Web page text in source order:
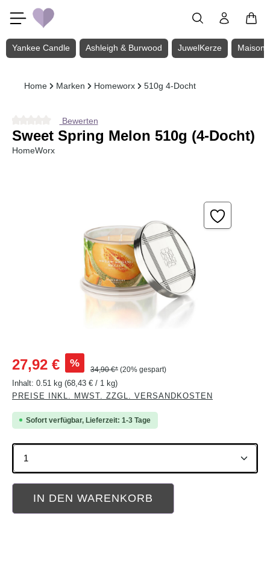
Zum Hauptinhalt springen
Yankee Candle Ashleigh & Burwood JuwelKerze Maison
Home Marken Homeworx 510g 4-Docht
Durchschnittliche Bewertung von 0 von 5 Sternen
Bewerten
Sweet Spring Melon 510g (4-Docht)
HomeWorx
Verkaufspreis:
27,92 € %
34,90 €* (20% gespart)
Inhalt: 0.51 kg (68,43 € / 1 kg)
PREISE INKL. MWST. ZZGL. VERSANDKOSTEN
Sofort verfügbar, Lieferzeit: 1-3 Tage
Produkt Anzahl: Gib den gewünschten Wert ein
IN DEN WARENKORB